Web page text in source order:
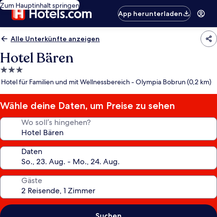
Zum Hauptinhalt springen
App herunterladen
Alle Unterkünfte anzeigen
Hotel Bären
3.0-
Sterne-
Hotel für Familien und mit Wellnessbereich - Olympia Bobrun (0,2 km)
Wähle deine Daten, um Preise zu sehen
Wo soll’s hingehen?
Daten
Gäste